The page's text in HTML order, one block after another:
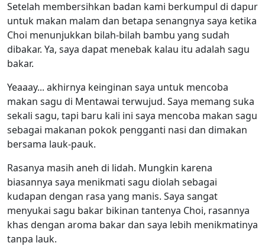
Setelah membersihkan badan kami berkumpul di dapur
untuk makan malam dan betapa senangnya saya ketika
Choi menunjukkan bilah-bilah bambu yang sudah
dibakar. Ya, saya dapat menebak kalau itu adalah sagu
bakar.
Yeaaay... akhirnya keinginan saya untuk mencoba
makan sagu di Mentawai terwujud. Saya memang suka
sekali sagu, tapi baru kali ini saya mencoba makan sagu
sebagai makanan pokok pengganti nasi dan dimakan
bersama lauk-pauk.
Rasanya masih aneh di lidah. Mungkin karena
biasannya saya menikmati sagu diolah sebagai
kudapan dengan rasa yang manis. Saya sangat
menyukai sagu bakar bikinan tantenya Choi, rasannya
khas dengan aroma bakar dan saya lebih menikmatinya
tanpa lauk.